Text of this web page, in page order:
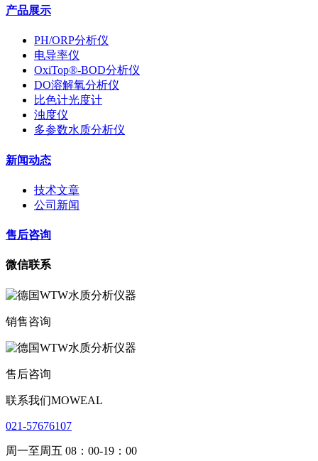
产品展示
PH/ORP分析仪
电导率仪
OxiTop®-BOD分析仪
DO溶解氧分析仪
比色计光度计
浊度仪
多参数水质分析仪
新闻动态
技术文章
公司新闻
售后咨询
微信联系
销售咨询
售后咨询
联系我们MOWEAL
021-57676107
周一至周五 08：00-19：00